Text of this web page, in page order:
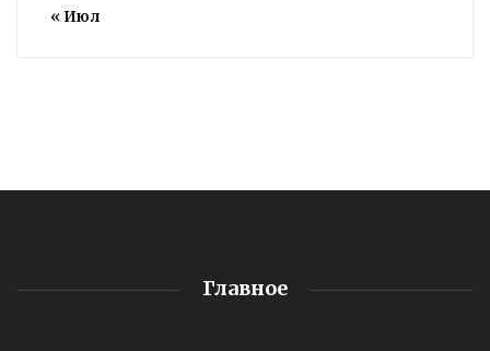
« Июл
Главное